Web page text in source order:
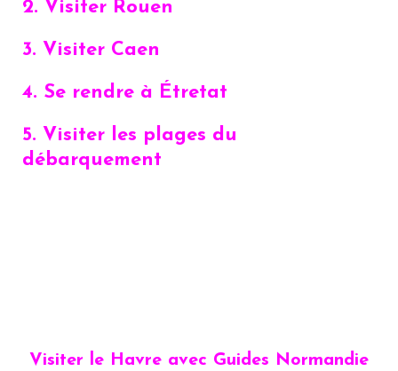
2. Visiter Rouen
3. Visiter Caen
4. Se rendre à Étretat
5. Visiter les plages du
débarquement
Visiter le Havre avec Guides Normandie